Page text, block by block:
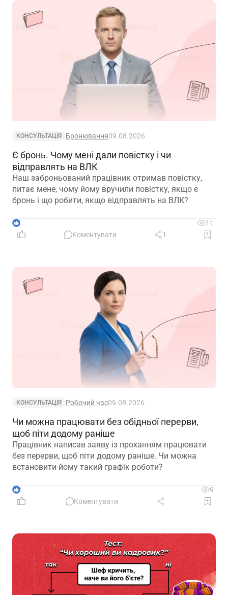
КОНСУЛЬТАЦІЯ Бронювання09.08.2026
Є бронь. Чому мені дали повістку і чи
відправлять на ВЛК
Наш заброньований працівник отримав повістку,
питає мене, чому йому вручили повістку, якщо є
бронь і що робити, якщо відправлять на ВЛК?
1
11
Коментувати
1
КОНСУЛЬТАЦІЯ Робочий час09.08.2026
Чи можна працювати без обідньої перерви,
щоб піти додому раніше
Працівник написав заяву із проханням працювати
без перерви, щоб піти додому раніше. Чи можна
встановити йому такий графік роботи?
2
9
Коментувати